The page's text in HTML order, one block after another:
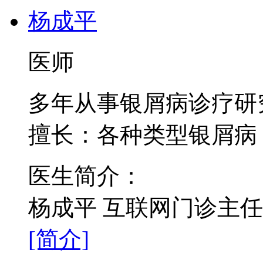
杨成平
医师
多年从事银屑病诊疗研
擅长：各种类型银屑病
医生简介：
杨成平 互联网门诊主
[简介]